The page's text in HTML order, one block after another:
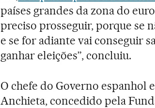
países grandes da zona do
preciso prosseguir, porque se
e se for adiante vai conseguir
ganhar eleições”, concluiu.
O chefe do Governo espanhol
Anchieta, concedido pela